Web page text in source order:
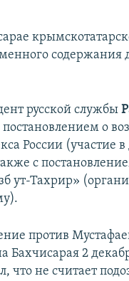
содержания
русской службы
о
России (участие
с
ут-Тахрир»
против
Бахчисарая 2
что не считает